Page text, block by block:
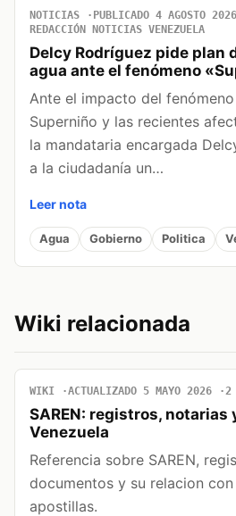
NOTICIAS PUBLICADO 4 AGOSTO 2026
REDACCIÓN NOTICIAS VENEZUELA
Delcy Rodríguez pide plan
agua ante el fenómeno
Ante el impacto del
Superniño y las recientes
la mandataria encargada
a la ciudadanía un…
Leer nota
Agua Gobierno Politica
Wiki relacionada
WIKI ACTUALIZADO 5 MAYO 2026 2
SAREN: registros, notarias
Venezuela
Referencia sobre SAREN,
documentos y su relacion
apostillas.